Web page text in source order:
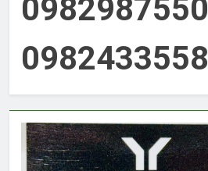
0982987550
0982433558